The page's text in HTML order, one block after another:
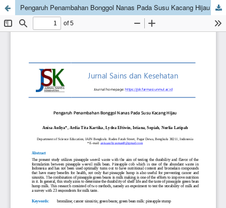
Pengaruh Penambahan Bonggol Nanas Pada Susu Kacang Hijau